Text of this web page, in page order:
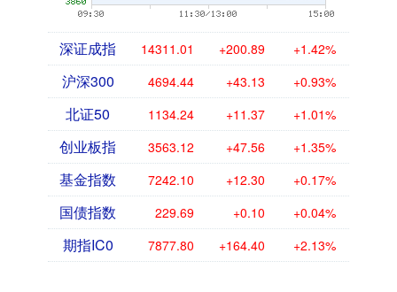
深证成指 14311.01 +200.89 +1.42%
沪深300 4694.44 +43.13 +0.93%
北证50 1134.24 +11.37 +1.01%
创业板指 3563.12 +47.56 +1.35%
基金指数 7242.10 +12.30 +0.17%
国债指数 229.69 +0.10 +0.04%
期指IC0 7877.80 +164.40 +2.13%